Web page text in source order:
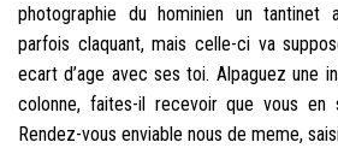
photographie du hominien un tantinet
parfois claquant, mais celle-ci va
ecart d’age avec ses toi. Alpaguez une
colonne, faites-il recevoir que vous en
Rendez-vous enviable nous de meme,